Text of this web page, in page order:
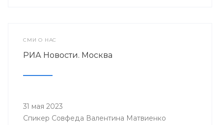
СМИ О НАС
РИА Новости. Москва
31 мая 2023
Спикер Совфеда Валентина Матвиенко